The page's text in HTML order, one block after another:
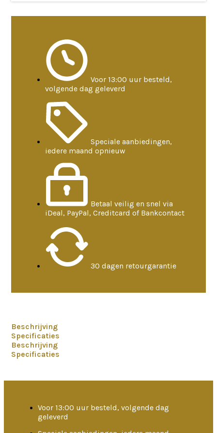
ovale
Voor 13:00 uur besteld,
volgende dag geleverd
Speciale aanbiedingen,
iedere maand opnieuw
Betaal veilig en snel via
iDeal, PayPal, Creditcard of Bankcontact
30 dagen retourgarantie
Beschrijving
Specificaties
Beschrijving
Specificaties
Voor 13:00 uur besteld, volgende dag
geleverd